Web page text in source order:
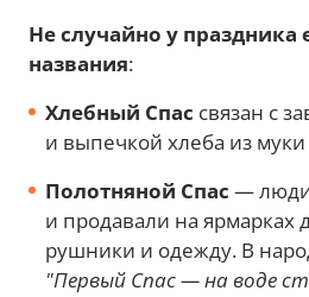
Не случайно у праздника
названия:
Хлебный Спас связан с
и выпечкой хлеба из
Полотняной Спас — люди
и продавали на ярмарках
рушники и одежду. В
"Первый Спас — на воде